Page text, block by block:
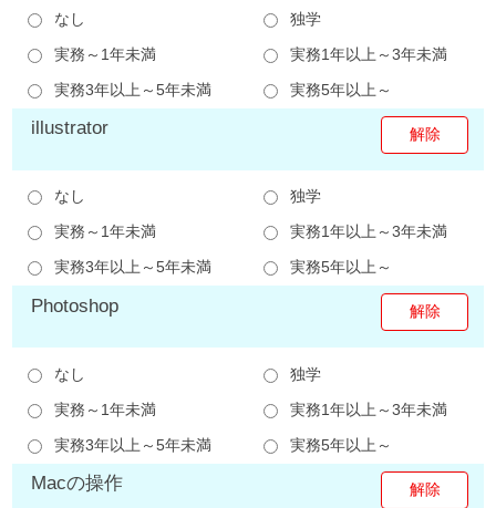
なし
独学
実務～1年未満
実務1年以上～3年未満
実務3年以上～5年未満
実務5年以上～
illustrator
なし
独学
実務～1年未満
実務1年以上～3年未満
実務3年以上～5年未満
実務5年以上～
Photoshop
なし
独学
実務～1年未満
実務1年以上～3年未満
実務3年以上～5年未満
実務5年以上～
Macの操作